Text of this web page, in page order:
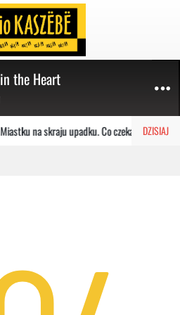
the Heart
DZISIAJ
na skraju upadku. Co czeka placówkę?